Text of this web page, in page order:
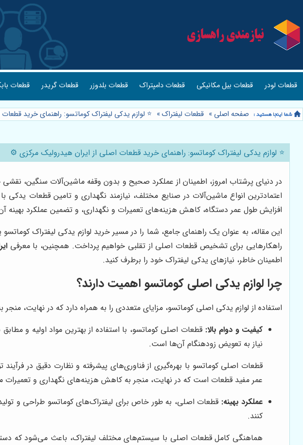
قطعات لودر قطعات بیل مکانیکی قطعات دامپتراک قطعات بلدوزر قطعات گریدر قطعات
صفحه اصلی » قطعات لیفتراک» ⭐️ لوازم یدکی لیفتراک کوماتسو: راهنمای خرید
⭐️ لوازم یدکی لیفتراک کوماتسو: راهنمای خرید قطعات اصلی از ایران هیدرولیک مرکزی ⚙️
در دنیای پرشتاب امروز، اطمینان از عملکرد صحیح و بدون وقفه ماشین‌آلات سنگین، نقشی
اعتمادترین انواع ماشین‌آلات در صنایع مختلف، نیازمند نگهداری و تامین قطعات
افزایش طول عمر دستگاه، کاهش هزینه‌های تعمیرات و نگهداری، و تضمین عملکرد بهینه
این مقاله، به عنوان یک راهنمای جامع، شما را در مسیر خرید لوازم یدکی لیفتراک
راهکارهایی برای تشخیص قطعات اصلی از تقلبی خواهیم پرداخت. همچنین، با معرفی
اطمینان خاطر، نیازهای یدکی لیفتراک خود را برطرف کنید.
چرا لوازم یدکی اصلی کوماتسو اهمیت دارند؟
استفاده از لوازم یدکی اصلی کوماتسو، مزایای متعددی را به همراه دارد که در نهایت،
کیفیت و دوام بالا: قطعات اصلی کوماتسو، با استفاده از بهترین مواد اولیه و
نیاز به تعویض زودهنگام آن‌ها است.
قطعات اصلی کوماتسو با بهره‌گیری از فناوری‌های پیشرفته و نظارت دقیق در
عمر مفید قطعات است که در نهایت، منجر به کاهش هزینه‌های نگهداری و
عملکرد بهینه: قطعات اصلی، به طور خاص برای لیفتراک‌های کوماتسو طراحی و
کنند.
هماهنگی کامل قطعات اصلی با سیستم‌های مختلف لیفتراک، باعث می‌شود که